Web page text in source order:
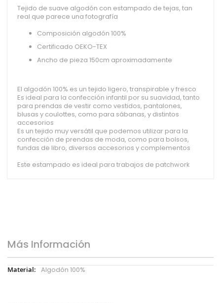
Tejido de suave algodón con estampado de tejas, tan
real que parece una fotografía
Composición algodón 100%
Certificado OEKO-TEX
Ancho de pieza 150cm aproximadamente
El algodón 100% es un tejido ligero, transpirable y fresco
Es ideal para la confección infantil por su suavidad, tanto
para prendas de vestir como vestidos, pantalones,
blusas y coulottes, como para sábanas, y distintos
accesorios
Es un tejido muy versátil que podemos utilizar para la
confección de prendas de moda, como para bolsos,
fundas de libro, diversos accesorios y complementos
Este estampado es ideal para trabajos de patchwork
Más Información
Más
Algodón 100%